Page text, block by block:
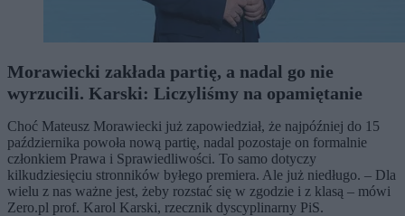
Morawiecki zakłada partię, a nadal go nie
wyrzucili. Karski: Liczyliśmy na opamiętanie
Choć Mateusz Morawiecki już zapowiedział, że najpóźniej do 15
października powoła nową partię, nadal pozostaje on formalnie
członkiem Prawa i Sprawiedliwości. To samo dotyczy
kilkudziesięciu stronników byłego premiera. Ale już niedługo. – Dla
wielu z nas ważne jest, żeby rozstać się w zgodzie i z klasą – mówi
Zero.pl prof. Karol Karski, rzecznik dyscyplinarny PiS.